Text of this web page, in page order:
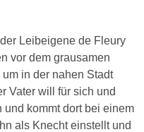
Leibeigene de Fleury
vor dem grausamen
in der nahen Stadt
Vater will für sich und
kommt dort bei einem
als Knecht einstellt und